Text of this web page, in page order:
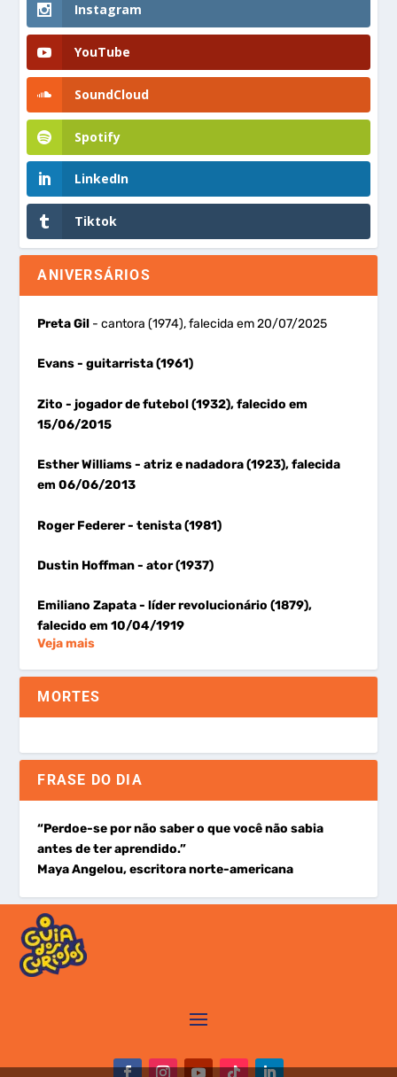
Instagram
YouTube
SoundCloud
Spotify
LinkedIn
Tiktok
ANIVERSÁRIOS
Preta Gil - cantora (1974), falecida em 20/07/2025
Evans- guitarrista (1961)
Zito- jogador de futebol (1932), falecido em
15/06/2015
Esther Williams- atriz e nadadora (1923), falecida
em 06/06/2013
Roger Federer- tenista (1981)
Dustin Hoffman- ator (1937)
Emiliano Zapata- líder revolucionário (1879),
falecido em 10/04/1919
Veja mais
MORTES
FRASE DO DIA
“Perdoe-se por não saber o que você não sabia
antes de ter aprendido.”
Maya Angelou, escritora norte-americana